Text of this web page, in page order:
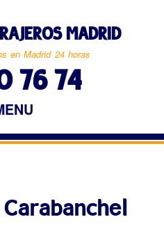
al
contenido
principal
MADRID
en Madrid 24 horas
76 74